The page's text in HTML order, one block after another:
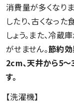
消費量が多くなり
したり、古くなっ
しょう。また、冷蔵
がせません。節約
2cm、天井から5
す。
【洗濯機】